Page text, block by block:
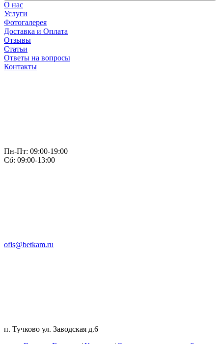
О нас
Услуги
Фотогалерея
Доставка и Оплата
Отзывы
Статьи
Ответы на вопросы
Контакты
Пн-Пт: 09:00-19:00
Сб: 09:00-13:00
ofis@betkam.ru
п. Тучково ул. Заводская д.6